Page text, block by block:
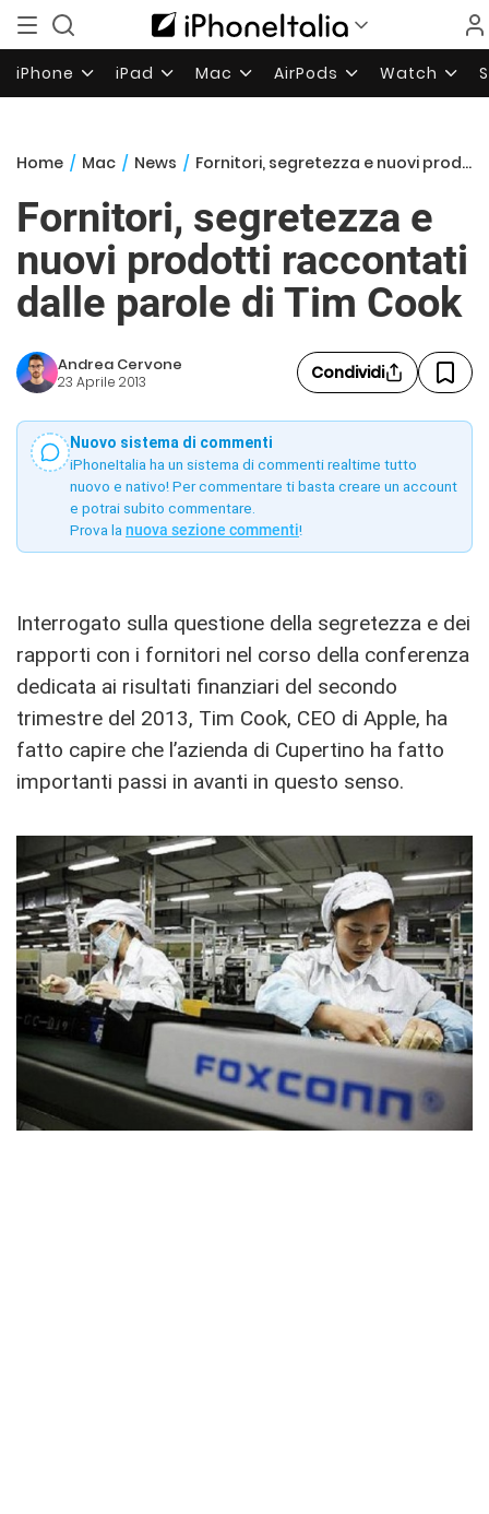
iPhone iPad Mac AirPods Watch
Home / Mac / News / Fornitori, segretezza e nuovi prodotti raccontati dalle parole di Tim Cook
Fornitori, segretezza e
nuovi prodotti raccontati
dalle parole di Tim Cook
Andrea Cervone
23 Aprile 2013 Condividi
Nuovo sistema di commenti
iPhoneItalia ha un sistema di commenti realtime tutto
nuovo e nativo! Per commentare ti basta creare un account
e potrai subito commentare.
Prova la nuova sezione commenti!
Interrogato sulla questione della segretezza e dei
rapporti con i fornitori nel corso della conferenza
dedicata ai risultati finanziari del secondo
trimestre del 2013, Tim Cook, CEO di Apple, ha
fatto capire che l’azienda di Cupertino ha fatto
importanti passi in avanti in questo senso.